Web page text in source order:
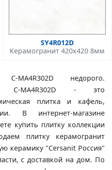
SY4R012D
Керамогранит 420x420 8мм
MA4R302D недорого.
C-MA4R302D - это
плитка и кафель,
В интернет-магазине
купить плитку коллекции
плитку керамогранит
керамику "Cersanit Россия"
с доставкой на дом. По